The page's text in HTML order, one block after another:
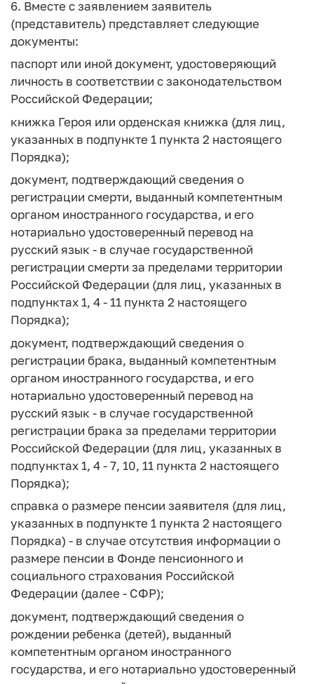
6. Вместе с заявлением заявитель
(представитель) представляет следующие
документы:
паспорт или иной документ, удостоверяющий
личность в соответствии с законодательством
Российской Федерации;
книжка Героя или орденская книжка (для лиц,
указанных в подпункте 1 пункта 2 настоящего
Порядка);
документ, подтверждающий сведения о
регистрации смерти, выданный компетентным
органом иностранного государства, и его
нотариально удостоверенный перевод на
русский язык - в случае государственной
регистрации смерти за пределами территории
Российской Федерации (для лиц, указанных в
подпунктах 1, 4 - 11 пункта 2 настоящего
Порядка);
документ, подтверждающий сведения о
регистрации брака, выданный компетентным
органом иностранного государства, и его
нотариально удостоверенный перевод на
русский язык - в случае государственной
регистрации брака за пределами территории
Российской Федерации (для лиц, указанных в
подпунктах 1, 4 - 7, 10, 11 пункта 2 настоящего
Порядка);
справка о размере пенсии заявителя (для лиц,
указанных в подпункте 1 пункта 2 настоящего
Порядка) - в случае отсутствия информации о
размере пенсии в Фонде пенсионного и
социального страхования Российской
Федерации (далее - СФР);
документ, подтверждающий сведения о
рождении ребенка (детей), выданный
компетентным органом иностранного
государства, и его нотариально удостоверенный